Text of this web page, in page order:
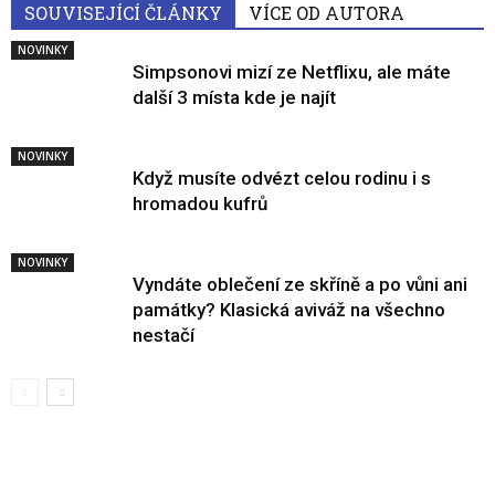
SOUVISEJÍCÍ ČLÁNKY VÍCE OD AUTORA
NOVINKY
Simpsonovi mizí ze Netflixu, ale máte
další 3 místa kde je najít
NOVINKY
Když musíte odvézt celou rodinu i s
hromadou kufrů
NOVINKY
Vyndáte oblečení ze skříně a po vůni ani
památky? Klasická aviváž na všechno
nestačí